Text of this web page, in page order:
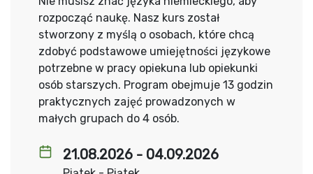
21.08.2026 - 04.09.2026
rozpocząć naukę. Nasz kurs został
stworzony z myślą o osobach, które chcą
zdobyć podstawowe umiejętności językowe
potrzebne w pracy opiekuna lub opiekunki
osób starszych. Program obejmuje 13 godzin
praktycznych zajęć prowadzonych w
małych grupach do 4 osób.